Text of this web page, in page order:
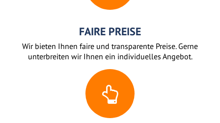
FAIRE PREISE
Wir bieten Ihnen faire und transparente Preise. Gerne
unterbreiten wir Ihnen ein individuelles Angebot.